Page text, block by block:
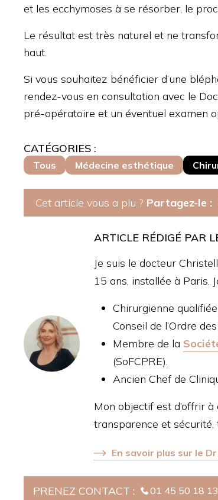
et les ecchymoses à se résorber, le
Le résultat est très naturel et ne
haut.
Si vous souhaitez bénéficier d’une
rendez-vous en consultation avec le
pré-opératoire et un éventuel examen
CATÉGORIES :
Tous Médecine esthétique
Cet article vous a plu ? Partagez-le :
ARTICLE RÉDIGÉ PAR
Je suis le docteur
15 ans, installée à Paris.
Chirurgienne
Conseil de l’Ordre
Membre de la
(SoFCPRE).
Ancien Chef de
Mon objectif est d’offrir
transparence et
En savoir plus sur le
PRENEZ CONTACT : 01 45 50 18 13